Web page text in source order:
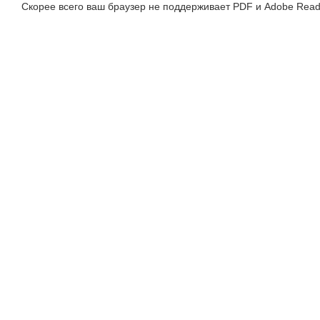
Скорее всего ваш браузер не поддерживает PDF и Adobe